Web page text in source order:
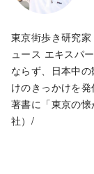
東京街歩き研究
ュース エキスパ
ならず、日本中
けのきっかけを
著書に「東京の
社）/